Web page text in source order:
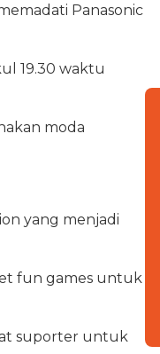
Panasonic
19.30 waktu
moda
yang menjadi
fun games untuk
suporter untuk